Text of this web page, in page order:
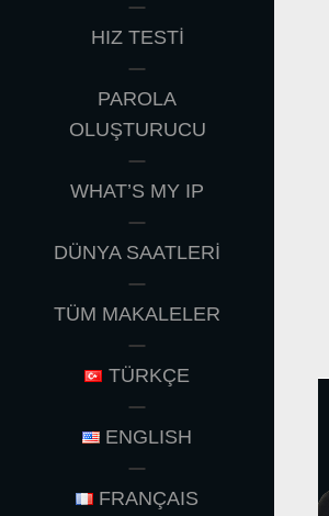
HIZ TESTİ
PAROLA
OLUŞTURUCU
WHAT’S MY IP
DÜNYA SAATLERİ
TÜM MAKALELER
TÜRKÇE
ENGLISH
FRANÇAIS